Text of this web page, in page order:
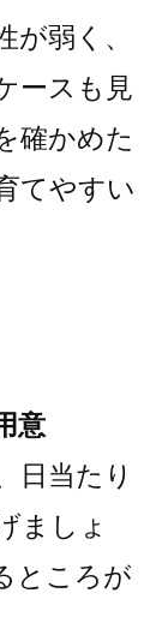
が弱く、
ースも見
確かめた
てやすい
意
日当たり
ましょ
ところが